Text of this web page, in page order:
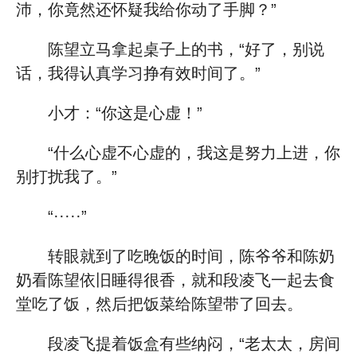
沛，你竟然还怀疑我给你动了手脚？”
陈望立马拿起桌子上的书，“好了，别说
话，我得认真学习挣有效时间了。”
小才：“你这是心虚！”
“什么心虚不心虚的，我这是努力上进，你
别打扰我了。”
“·····”
转眼就到了吃晚饭的时间，陈爷爷和陈奶
奶看陈望依旧睡得很香，就和段凌飞一起去食
堂吃了饭，然后把饭菜给陈望带了回去。
段凌飞提着饭盒有些纳闷，“老太太，房间